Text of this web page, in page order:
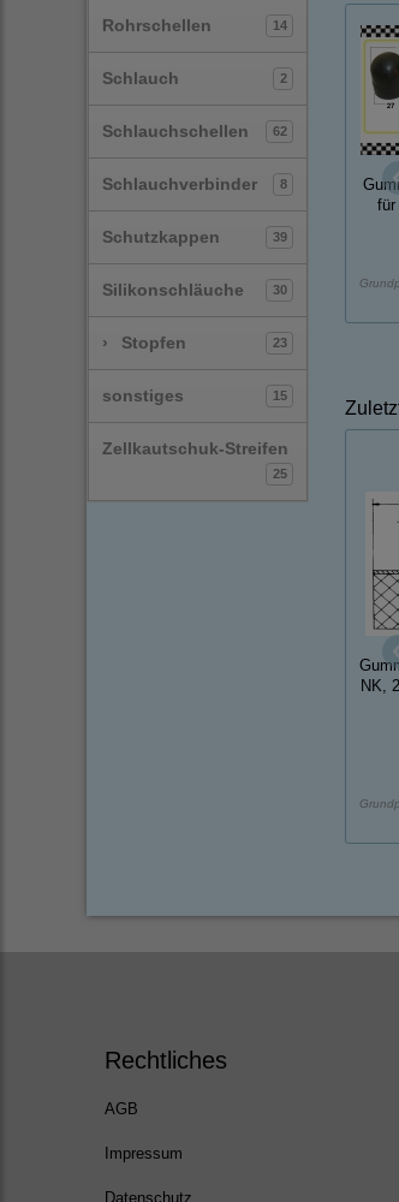
Rohrschellen 14
Schlauch 2
Schlauchschellen 62
Schlauchverbinder 8
Schutzkappen 39
Silikonschläuche 30
› Stopfen 23
sonstiges 15
Zellkautschuk-Streifen
25
für
NK,
Rechtliches
AGB
Impressum
Datenschutz